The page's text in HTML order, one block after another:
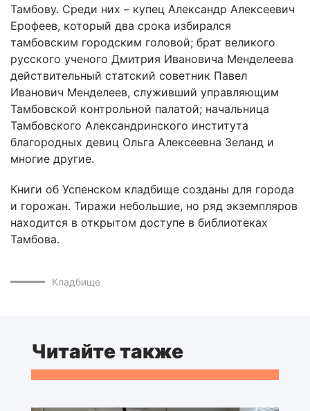
Тамбову. Среди них – купец Александр Алексеевич
Ерофеев, который два срока избирался
тамбовским городским головой; брат великого
русского ученого Дмитрия Ивановича Менделеева
действительный статский советник Павел
Иванович Менделеев, служивший управляющим
Тамбовской контрольной палатой; начальница
Тамбовского Александринского института
благородных девиц Ольга Алексеевна Зеланд и
многие другие.
Книги об Успенском кладбище созданы для города
и горожан. Тиражи небольшие, но ряд экземпляров
находится в открытом доступе в библиотеках
Тамбова.
Кладбище
Читайте также